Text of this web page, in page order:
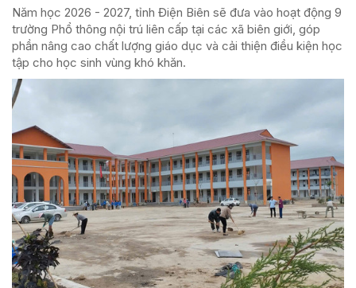
Năm học 2026 - 2027, tỉnh Điện Biên sẽ đưa vào hoạt động 9
trường Phổ thông nội trú liên cấp tại các xã biên giới, góp
phần nâng cao chất lượng giáo dục và cải thiện điều kiện học
tập cho học sinh vùng khó khăn.